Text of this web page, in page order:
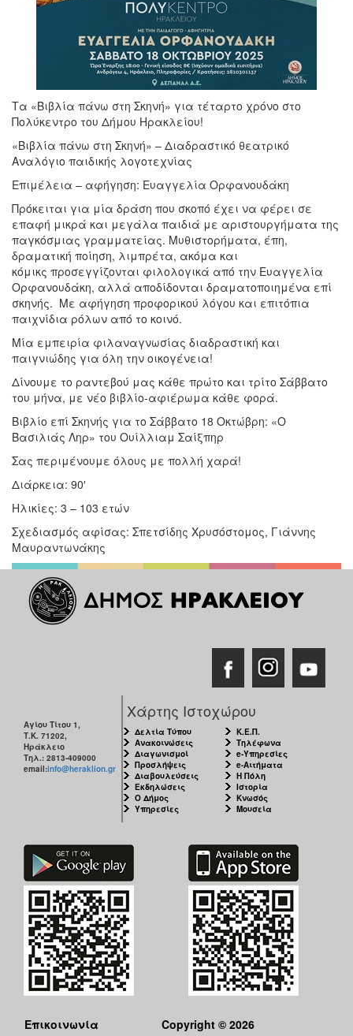
Τα «Βιβλία πάνω στη Σκηνή» για τέταρτο χρόνο στο
Πολύκεντρο του Δήμου Ηρακλείου!
«Βιβλία πάνω στη Σκηνή» – Διαδραστικό θεατρικό
Αναλόγιο παιδικής λογοτεχνίας
Επιμέλεια – αφήγηση: Ευαγγελία Ορφανουδάκη
Πρόκειται για μία δράση που σκοπό έχει να φέρει σε
επαφή μικρά και μεγάλα παιδιά με αριστουργήματα της
παγκόσμιας γραμματείας. Μυθιστορήματα, έπη,
δραματική ποίηση, λιμπρέτα, ακόμα και
κόμικς προσεγγίζονται φιλολογικά από την Ευαγγελία
Ορφανουδάκη, αλλά αποδίδονται δραματοποιημένα επί
σκηνής. Με αφήγηση προφορικού λόγου και επιτόπια
παιχνίδια ρόλων από το κοινό.
Μία εμπειρία φιλαναγνωσίας διαδραστική και
παιγνιώδης για όλη την οικογένεια!
Δίνουμε το ραντεβού μας κάθε πρώτο και τρίτο Σάββατο
του μήνα, με νέο βιβλίο-αφιέρωμα κάθε φορά.
Βιβλίο επί Σκηνής για το Σάββατο 18 Οκτώβρη: «Ο
Βασιλιάς Ληρ» του Ουίλλιαμ Σαίξπηρ
Σας περιμένουμε όλους με πολλή χαρά!
Διάρκεια: 90′
Ηλικίες: 3 – 103 ετών
Σχεδιασμός αφίσας: Σπετσίδης Χρυσόστομος, Γιάννης
Μαυραντωνάκης
Αγίου Τίτου 1,
Τ.Κ. 71202,
Ηράκλειο
Τηλ.: 2813-409000
email:info@heraklion.gr
Χάρτης Ιστοχώρου
Δελτία Τύπου
Ανακοινώσεις
Διαγωνισμοί
Προσλήψεις
Διαβουλεύσεις
Εκδηλώσεις
Ο Δήμος
Υπηρεσίες
Κ.Ε.Π.
Τηλέφωνα
e-Υπηρεσίες
e-Αιτήματα
Η Πόλη
Ιστορία
Κνωσός
Μουσεία
Επικοινωνία Copyright © 2026